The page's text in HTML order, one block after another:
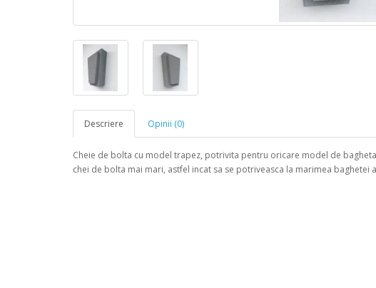
Descriere Opinii (0)
Cheie de bolta cu model trapez, potrivita pentru oricare model de
chei de bolta mai mari, astfel incat sa se potriveasca la marimea baghetei